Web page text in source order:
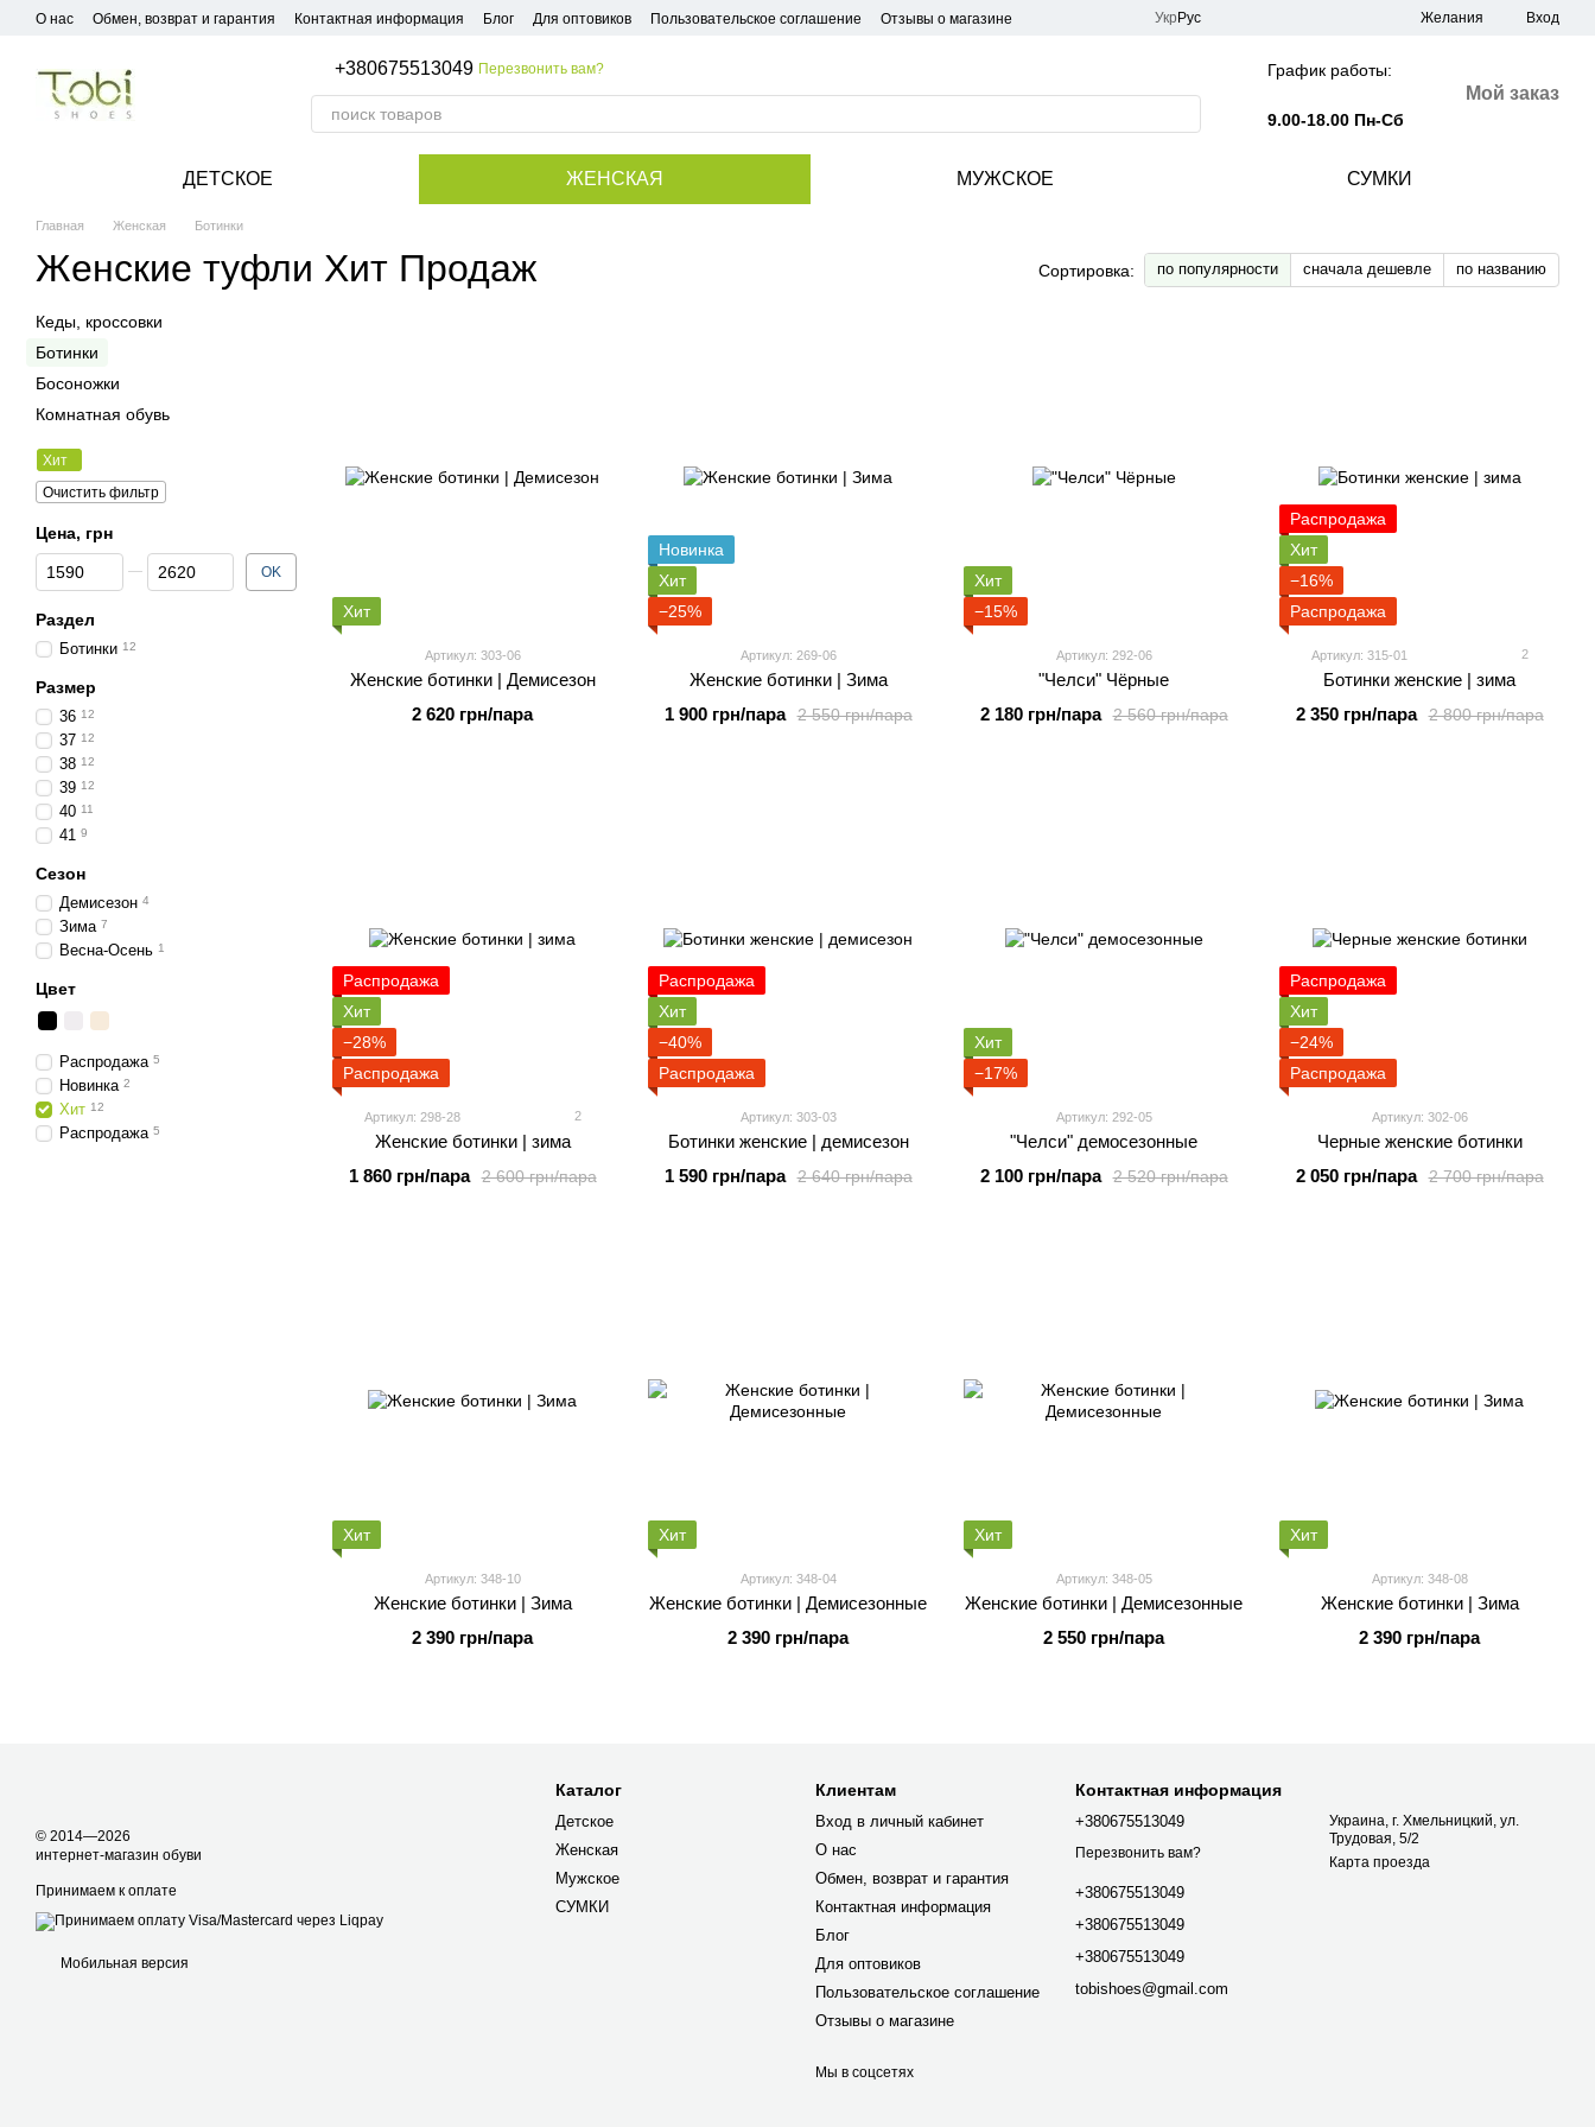
Перейти к основному контенту
О нас Обмен, возврат и гарантия Контактная информация Блог Для оптовиков Пользовательское соглашение Отзывы о магазине Укр Рус Желания Вход
+380675513049 Перезвонить вам? График работы:
9.00-18.00 Пн-Сб
Мой заказ
ДЕТСКОЕ ЖЕНСКАЯ МУЖСКОЕ СУМКИ
Главная Женская Ботинки
Женские туфли Хит Продаж Сортировка: по популярности сначала дешевле по названию
Хит
Артикул: 303-06
Женские ботинки | Демисезон
2 620 грн/пара
Новинка
Хит
−25%
Артикул: 269-06
Женские ботинки | Зима
2 550 грн/пара
1 900 грн/пара
Хит
−15%
Артикул: 292-06
"Челси" Чёрные
2 560 грн/пара
2 180 грн/пара
Распродажа
Хит
−16%
Распродажа
Артикул: 315-01 2
Ботинки женские | зима
2 800 грн/пара
2 350 грн/пара
Распродажа
Хит
−28%
Распродажа
Артикул: 298-28 2
Женские ботинки | зима
2 600 грн/пара
1 860 грн/пара
Распродажа
Хит
−40%
Распродажа
Артикул: 303-03
Ботинки женские | демисезон
2 640 грн/пара
1 590 грн/пара
Хит
−17%
Артикул: 292-05
"Челси" демосезонные
2 520 грн/пара
2 100 грн/пара
Распродажа
Хит
−24%
Распродажа
Артикул: 302-06
Черные женские ботинки
2 700 грн/пара
2 050 грн/пара
Хит
Артикул: 348-10
Женские ботинки | Зима
2 390 грн/пара
Хит
Артикул: 348-04
Женские ботинки | Демисезонные
2 390 грн/пара
Хит
Артикул: 348-05
Женские ботинки | Демисезонные
2 550 грн/пара
Хит
Артикул: 348-08
Женские ботинки | Зима
2 390 грн/пара
Кеды, кроссовки
Ботинки
Босоножки
Комнатная обувь
Хит
Очистить фильтр
Цена, грн
От Цена, грн
До Цена, грн OK
Раздел
Ботинки 12
Размер
36 12
37 12
38 12
39 12
40 11
41 9
Сезон
Демисезон 4
Зима 7
Весна-Осень 1
Цвет
Распродажа 5
Новинка 2
Хит 12
Распродажа 5
© 2014—2026
интернет-магазин обуви
Принимаем к оплате
Мобильная версия
Каталог
Детское
Женская
Мужское
СУМКИ
Клиентам
Вход в личный кабинет
О нас
Обмен, возврат и гарантия
Контактная информация
Блог
Для оптовиков
Пользовательское соглашение
Отзывы о магазине
Мы в соцсетях
Контактная информация
+380675513049
Перезвонить вам?
+380675513049
+380675513049
+380675513049
tobishoes@gmail.com
Украина, г. Хмельницкий, ул.
Трудовая, 5/2
Карта проезда